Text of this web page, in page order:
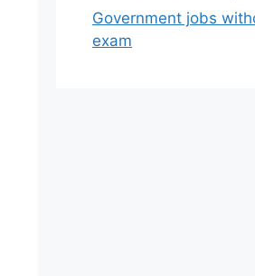
Government jobs
exam